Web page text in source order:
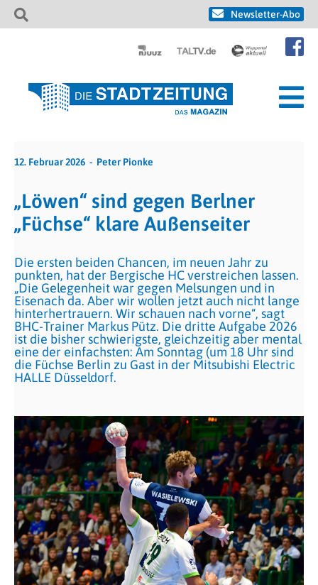
Newsletter-Abo
12. Februar 2026 Peter Pionke
„Löwen“ sind gegen Berlner
„Füchse“ klare Außenseiter
Die ersten beiden Chancen, im neuen Jahr zu
punkten, hat der Bergische HC verstreichen lassen.
„Die Gelegenheit war gegen Melsungen und in
Eisenach da. Aber wir wollen jetzt auch nicht lange
hinterhertrauern. Wir schauen nach vorne“, sagt
BHC-Trainer Markus Pütz. Die dritte Aufgabe 2026
ist die bisher schwierigste, gleichzeitig aber mental
eine der einfachsten: Am Sonntag (um 18 Uhr sind
die Füchse Berlin zu Gast in der Mitsubishi Electric
HALLE Düsseldorf.